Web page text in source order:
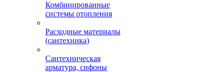
Комбинированные
системы отопления
Расходные материалы
(сантехника)
Сантехническая
арматура, сифоны